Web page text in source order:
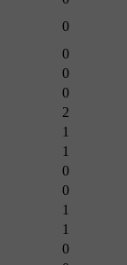
0
0
0
0
2
1
1
0
0
1
1
0